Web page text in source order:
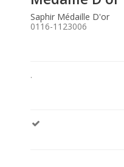
Saphir Médaille D'or
0116-1123006
.